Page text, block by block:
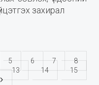
захирал
5 6 7
8
13 14
15